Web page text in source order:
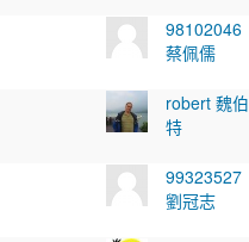
98102046
蔡佩儒
robert 魏伯
特
99323527
劉冠志